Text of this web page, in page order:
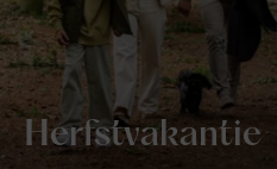
Herfstvakantie